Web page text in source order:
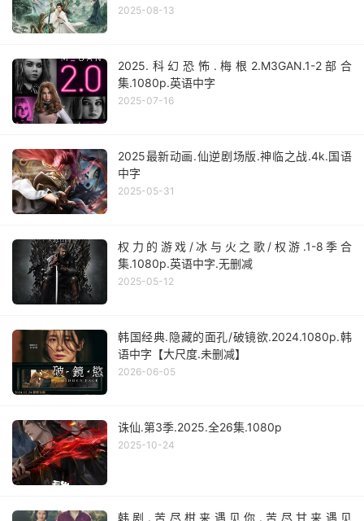
2025-08-13
2025.科幻恐怖.梅根2.M3GAN.1-2部合
集.1080p.英语中字
2025-07-16
2025最新动画.仙逆剧场版.神临之战.4k.国语
中字
2025-05-31
权力的游戏/冰与火之歌/权游.1-8季合
集.1080p.英语中字.无删减
2025-05-12
韩国经典.隐藏的面孔/破镜欲.2024.1080p.韩
语中字【大尺度.未删减】
2026-06-05
诛仙.第3季.2025.全26集.1080p
2025-10-24
韩剧.苦尽柑来遇见你.苦尽甘来遇见